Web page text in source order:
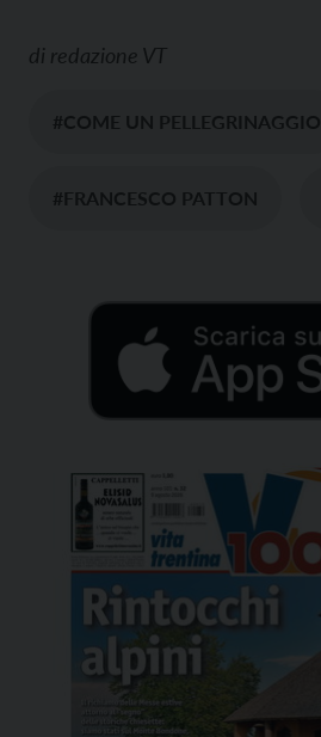
di redazione VT
#COME UN PELLEGRINAGGIO
#FRANCESCO PATTON